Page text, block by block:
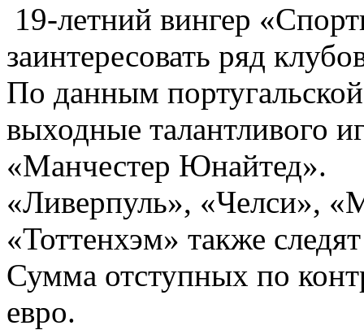
19-летний вингер
заинтересовать ряд
По данным
выходные талантливого
«Манчестер Юнайтед».
«Ливерпуль», «Челси»,
«Тоттенхэм» также
Сумма отступных по
евро.